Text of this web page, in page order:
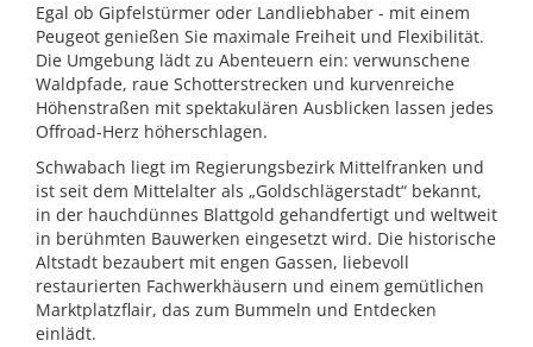
Egal ob Gipfelstürmer oder Landliebhaber - mit einem
Peugeot genießen Sie maximale Freiheit und Flexibilität.
Die Umgebung lädt zu Abenteuern ein: verwunschene
Waldpfade, raue Schotterstrecken und kurvenreiche
Höhenstraßen mit spektakulären Ausblicken lassen jedes
Offroad-Herz höherschlagen.
Schwabach liegt im Regierungsbezirk Mittelfranken und
ist seit dem Mittelalter als „Goldschlägerstadt“ bekannt,
in der hauchdünnes Blattgold gehandfertigt und weltweit
in berühmten Bauwerken eingesetzt wird. Die historische
Altstadt bezaubert mit engen Gassen, liebevoll
restaurierten Fachwerkhäusern und einem gemütlichen
Marktplatzflair, das zum Bummeln und Entdecken
einlädt.